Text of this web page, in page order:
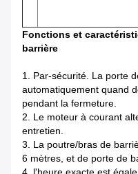
Fonctions et
barrière
1. Par-sécurité. La porte
automatiquement quand
pendant la fermeture.
2. Le moteur à courant
entretien.
3. La poutre/bras de
6 mètres, et de porte de